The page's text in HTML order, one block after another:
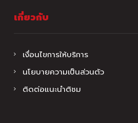
เกี่ยวกับ
เงื่อนไขการให้บริการ
นโยบายความเป็นส่วนตัว
ติดต่อแนะนำติชม